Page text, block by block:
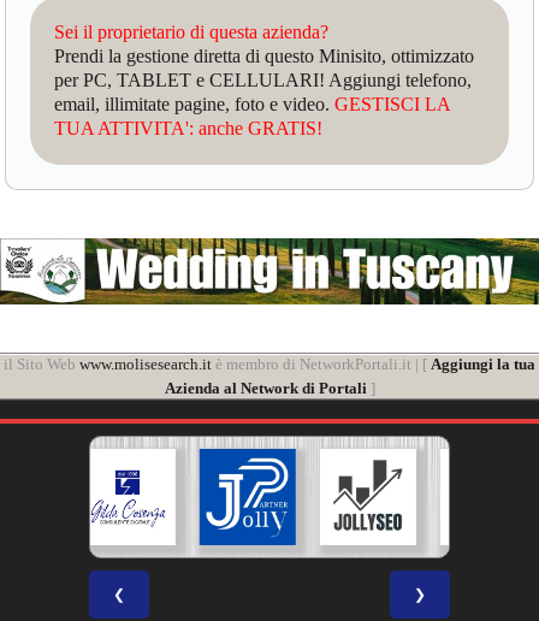
Sei il proprietario di questa azienda?
Prendi la gestione diretta di questo Minisito, ottimizzato
per PC, TABLET e CELLULARI! Aggiungi telefono,
email, illimitate pagine, foto e video.GESTISCI LA
TUA ATTIVITA': anche GRATIS!
il Sito Web www.molisesearch.it è membro di NetworkPortali.it | [ Aggiungi la tua
Azienda al Network di Portali]
❮ ❯